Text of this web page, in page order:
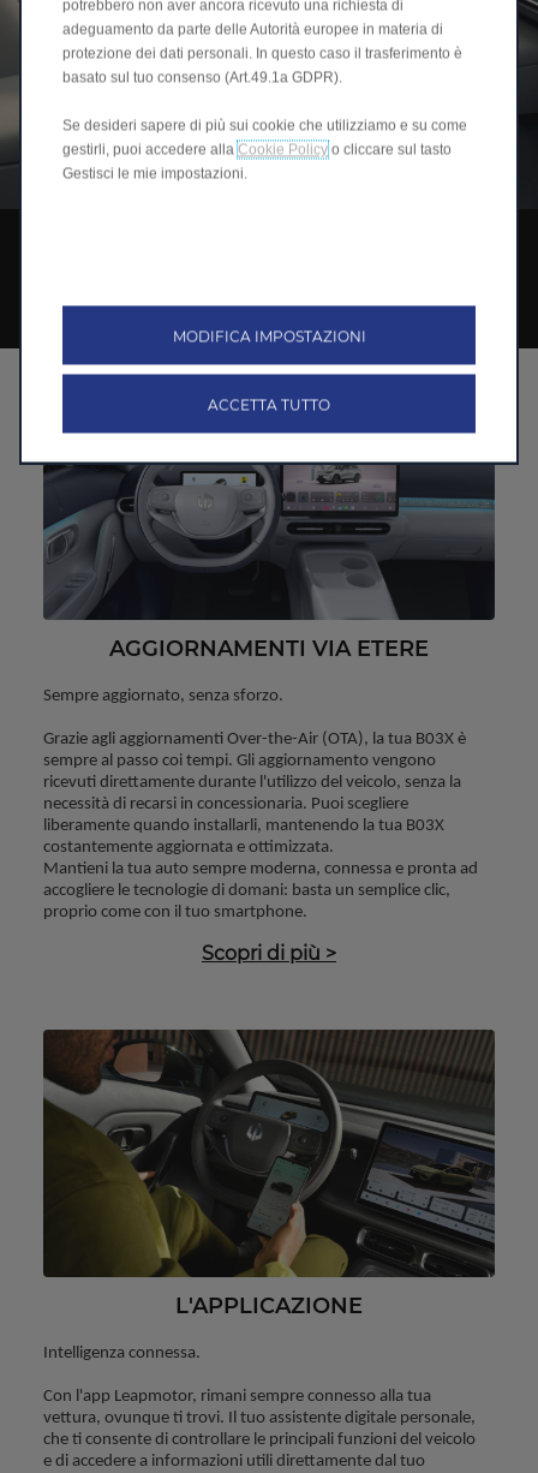
AGGIORNAMENTI VIA ETERE
Sempre aggiornato, senza sforzo.
Grazie agli aggiornamenti Over-the-Air (OTA), la tua B03X è
sempre al passo coi tempi. Gli aggiornamento vengono
ricevuti direttamente durante l'utilizzo del veicolo, senza la
necessità di recarsi in concessionaria. Puoi scegliere
liberamente quando installarli, mantenendo la tua B03X
costantemente aggiornata e ottimizzata.
Mantieni la tua auto sempre moderna, connessa e pronta ad
accogliere le tecnologie di domani: basta un semplice clic,
proprio come con il tuo smartphone.
Scopri di più >
L'APPLICAZIONE
Intelligenza connessa.
Con l'app Leapmotor, rimani sempre connesso alla tua
vettura, ovunque ti trovi. Il tuo assistente digitale personale,
che ti consente di controllare le principali funzioni del veicolo
e di accedere a informazioni utili direttamente dal tuo
potrebbero non aver ancora ricevuto una richiesta di
adeguamento da parte delle Autorità europee in materia di
protezione dei dati personali. In questo caso il trasferimento è
basato sul tuo consenso (Art.49.1a GDPR).
Se desideri sapere di più sui cookie che utilizziamo e su come
gestirli, puoi accedere alla Cookie Policy o cliccare sul tasto
Gestisci le mie impostazioni.
MODIFICA IMPOSTAZIONI
ACCETTA TUTTO